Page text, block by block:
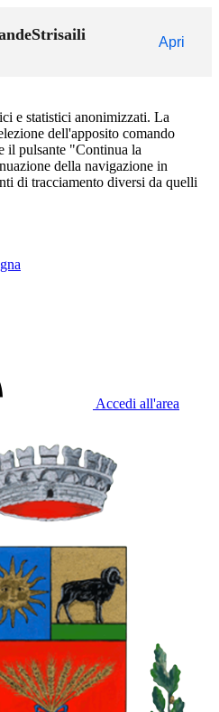
Apri
e statistici anonimizzati. La
dell'apposito comando
il pulsante "Continua la
della navigazione in
di tracciamento diversi da quelli
Accedi all'area